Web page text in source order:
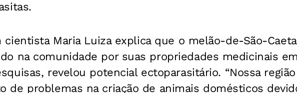
cientista Maria Luiza explica que o melão-de-São-
na comunidade por suas propriedades medicinais
revelou potencial ectoparasitário. “Nossa
de problemas na criação de animais domésticos